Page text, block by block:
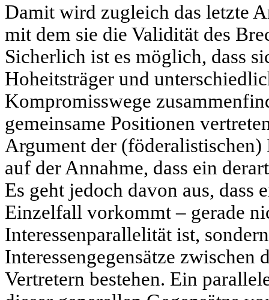
Damit wird zugleich das letzte
mit dem sie die Validität des
Sicherlich ist es möglich, dass
Hoheitsträger und
Kompromisswege
gemeinsame Positionen
Argument der
auf der Annahme, dass ein
Es geht jedoch davon aus, dass
Einzelfall vorkommt – gerade
Interessenparallelität ist,
Interessengegensätze zwischen
Vertretern bestehen. Ein